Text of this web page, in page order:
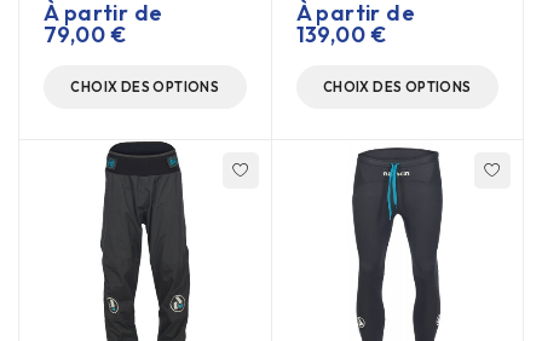
À partir de
79,00€
CHOIX DES OPTIONS
À partir de
139,00€
CHOIX DES OPTIONS